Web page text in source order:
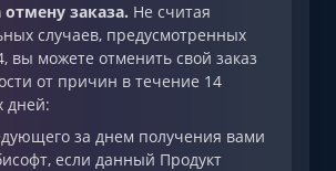
заказа. Не считая
случаев, предусмотренных
вы можете отменить свой заказ
от причин в течение 14
дней:
за днем получения вами
если данный Продукт